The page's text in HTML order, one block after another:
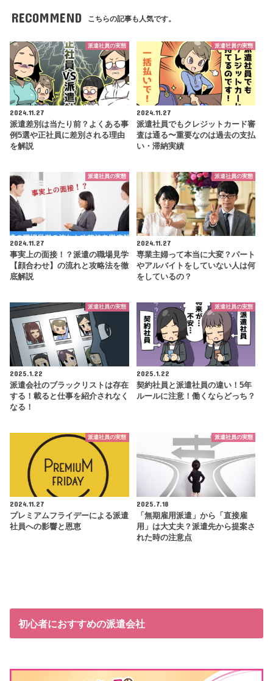
RECOMMEND こちらの記事も人気です。
派遣社員の実態
2024.11.27
派遣差別は当たり前？よくある事
例5選や正社員に差別される理由
を解説
派遣社員の実態
2024.11.27
派遣社員でもクレジットカード審
査は通る〜重要なのは過去の支払
い・滞納実績
派遣社員の実態
2024.11.27
事実上の面接！？派遣の職場見学
【顔合わせ】の流れと攻略法を徹
底解説
派遣社員の実態
2024.11.27
専業主婦って本当に大変？パート
やアルバイトをしていない人は何
をしているの？
派遣社員の実態
2025.1.22
派遣会社のブラックリストは存在
する！載ると仕事を紹介されなく
なる！
派遣社員の実態
2025.1.22
契約社員と派遣社員の違い！5年
ルールに注意！働くならどっち？
派遣社員の実態
2024.11.27
プレミアムフライデーによる派遣
社員への影響と恩恵
派遣社員の実態
2025.7.18
「無期雇用派遣」から「直接雇
用」は大丈夫？派遣先から提案さ
れた時の注意点
初心者におすすめの派遣会社